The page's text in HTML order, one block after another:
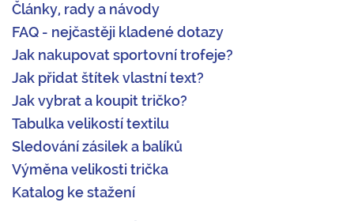
Články, rady a návody
FAQ - nejčastěji kladené dotazy
Jak nakupovat sportovní trofeje?
Jak přidat štítek vlastní text?
Jak vybrat a koupit tričko?
Tabulka velikostí textilu
Sledování zásilek a balíků
Výměna velikosti trička
Katalog ke stažení